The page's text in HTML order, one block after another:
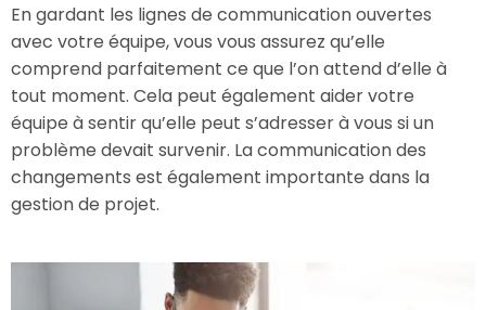
En gardant les lignes de communication ouvertes
avec votre équipe, vous vous assurez qu’elle
comprend parfaitement ce que l’on attend d’elle à
tout moment. Cela peut également aider votre
équipe à sentir qu’elle peut s’adresser à vous si un
problème devait survenir. La communication des
changements est également importante dans la
gestion de projet.